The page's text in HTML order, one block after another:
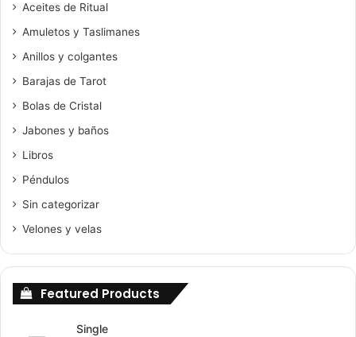
Aceites de Ritual
Amuletos y Taslimanes
Anillos y colgantes
Barajas de Tarot
Bolas de Cristal
Jabones y baños
Libros
Péndulos
Sin categorizar
Velones y velas
Featured Products
Single